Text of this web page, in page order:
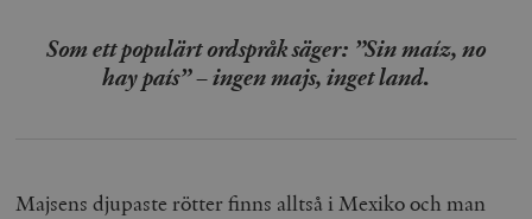
Som ett populärt ordspråk säger: ”Sin maíz, no
hay país” – ingen majs, inget land.
Majsens djupaste rötter finns alltså i Mexiko och man